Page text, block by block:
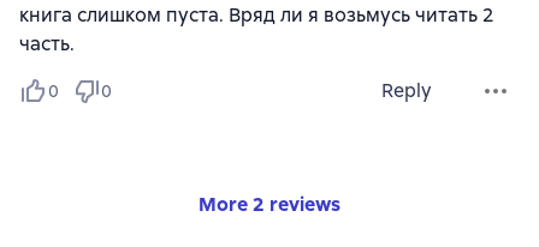
книга слишком пуста. Вряд ли я возьмусь читать 2
часть.
0 0 Reply
More 2 reviews